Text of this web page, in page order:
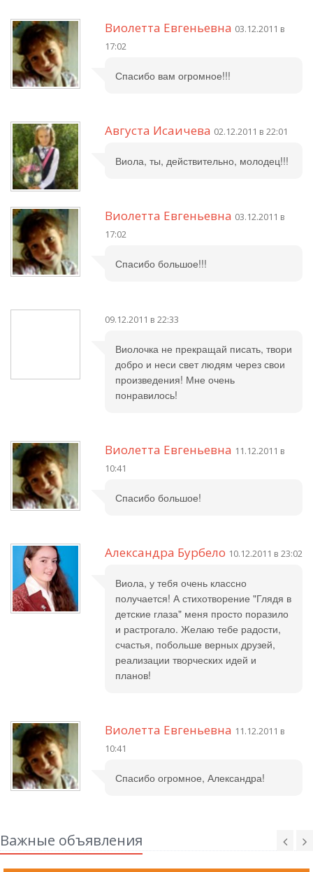
Виолетта Евгеньевна 03.12.2011 в
17:02
Спасибо вам огромное!!!
Августа Исаичева 02.12.2011 в 22:01
Виола, ты, действительно, молодец!!!
Виолетта Евгеньевна 03.12.2011 в
17:02
Спасибо большое!!!
09.12.2011 в 22:33
Виолочка не прекращай писать, твори
добро и неси свет людям через свои
произведения! Мне очень
понравилось!
Виолетта Евгеньевна 11.12.2011 в
10:41
Спасибо большое!
Александра Бурбело 10.12.2011 в 23:02
Виола, у тебя очень классно
получается! А стихотворение "Глядя в
детские глаза" меня просто поразило
и растрогало. Желаю тебе радости,
счастья, побольше верных друзей,
реализации творческих идей и
планов!
Виолетта Евгеньевна 11.12.2011 в
10:41
Спасибо огромное, Александра!
Важные объявления